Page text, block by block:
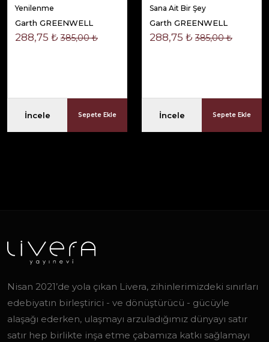
Yenilenme
Garth GREENWELL
288,75 ₺ 385,00 ₺
İncele Sepete Ekle
Sana Ait Bir Şey
Garth GREENWELL
288,75 ₺ 385,00 ₺
İncele Sepete Ekle
Nisan 2021’de yola çıkan Livera, zihinlerimizdeki sınırları
edebiyatın birleştirici - ve dönüştürücü - gücüyle
alaşağı ederken, ulaşmayı arzuladığımız dünyayı satır
satır hep birlikte inşa etme çabamıza katkı sağlamayı